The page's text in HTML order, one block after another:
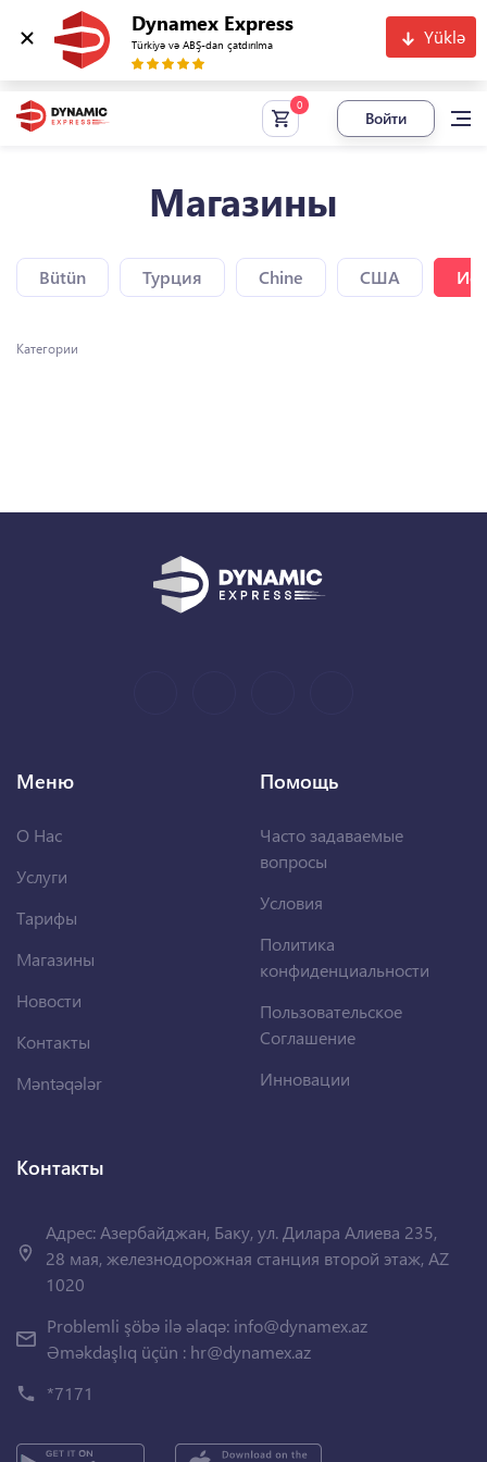
Dynamex Express
Türkiyə və ABŞ-dan çatdırılma Yüklə
Войти
Магазины
Bütün Турция Chine США
Категории
Меню
О Нас
Услуги
Тарифы
Магазины
Новости
Контакты
Məntəqələr
Помощь
Часто задаваемые
вопросы
Условия
Политика
конфиденциальности
Пользовательское
Соглашение
Инновации
Контакты
Адрес: Азербайджан, Баку, ул. Дилара Алиева 235,
28 мая, железнодорожная станция второй этаж, AZ
1020
Problemli şöbə ilə əlaqə: info@dynamex.az
Əməkdaşlıq üçün : hr@dynamex.az
*7171